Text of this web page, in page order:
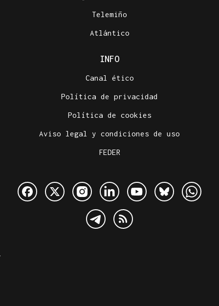
Telemiño
Atlántico
INFO
Canal ético
Política de privacidad
Política de cookies
Aviso legal y condiciones de uso
FEDER